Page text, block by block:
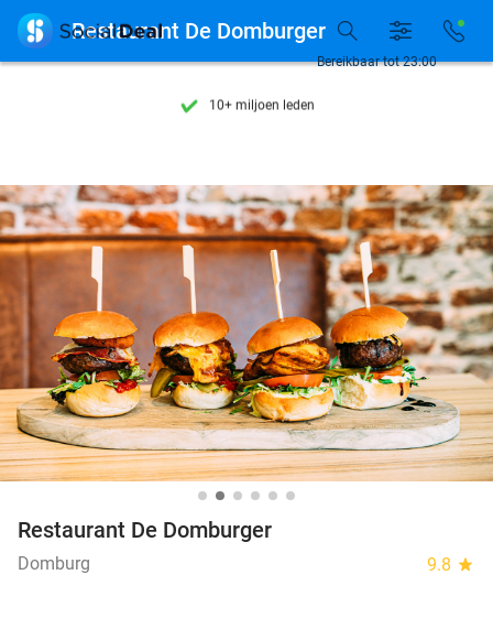
7 dagen per week beschikbaar
10+ miljoen leden
7 dagen per week beschikbaar
10+ miljoen leden
Bereikbaar tot 23:00
 Restaurant De Domburger
Restaurant De Domburger
Domburg 9.8 star